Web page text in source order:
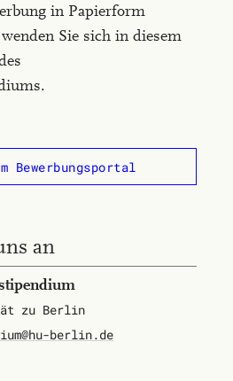
in Papierform
Sie sich in diesem
Bewerbungsportal
an
zu Berlin
ber­lin.de